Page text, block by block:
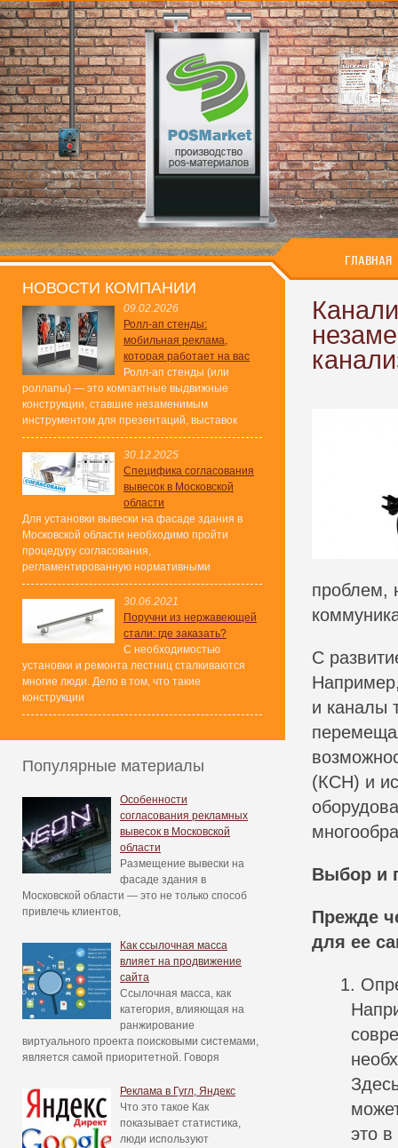
ГЛАВНАЯ
НОВОСТИ КОМПАНИИ
09.02.2026
Ролл-ап стенды:
мобильная реклама,
которая работает на вас
Ролл-ап стенды (или
роллапы) — это компактные выдвижные
конструкции, ставшие незаменимым
инструментом для презентаций, выставок
30.12.2025
Специфика согласования
вывесок в Московской
области
Для установки вывески на фасаде здания в
Московской области необходимо пройти
процедуру согласования,
регламентированную нормативными
30.06.2021
Поручни из нержавеющей
стали: где заказать?
С необходимостью
установки и ремонта лестниц сталкиваются
многие люди. Дело в том, что такие
конструкции
Популярные материалы
Особенности
согласования рекламных
вывесок в Московской
области
Размещение вывески на
фасаде здания в
Московской области — это не только способ
привлечь клиентов,
Как ссылочная масса
влияет на продвижение
сайта
Ссылочная масса, как
категория, влияющая на
ранжирование
виртуального проекта поисковыми системами,
является самой приоритетной. Говоря
Реклама в Гугл, Яндекс
Что это такое Как
показывает статистика,
люди используют
проблем,
С
и каналы
(КСН) и
Выбор и
Прежде
для ее
это в